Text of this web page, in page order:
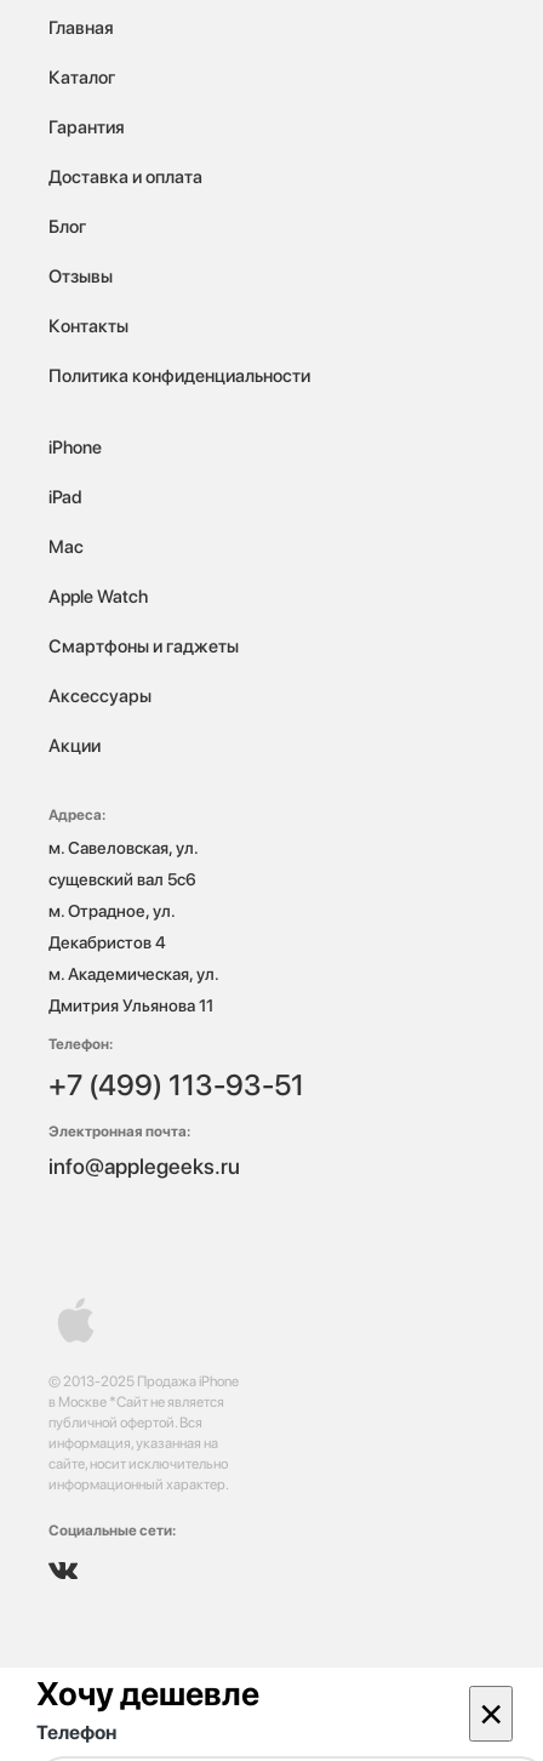
© 2013-2025 Продажа iPhone
в Москве *Сайт не является
публичной офертой. Вся
информация, указанная на
сайте, носит исключительно
информационный характер.
Социальные сети:
Главная
Каталог
Гарантия
Доставка и оплата
Блог
Отзывы
Контакты
Политика конфиденциальности
iPhone
iPad
Mac
Apple Watch
Смартфоны и гаджеты
Аксессуары
Акции
Адреса:
м. Савеловская, ул.
сущевский вал 5с6
м. Отрадное, ул.
Декабристов 4
м. Академическая, ул.
Дмитрия Ульянова 11
Телефон:
+7 (499) 113-93-51
Электронная почта:
info@applegeeks.ru
Хочу дешевле ×
Телефон